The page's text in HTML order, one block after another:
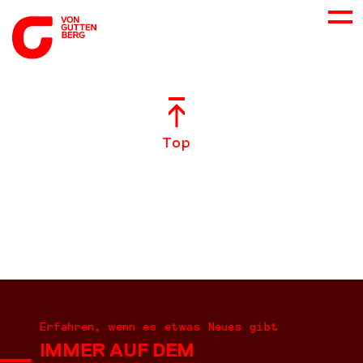
Top
Erfahren, wenn es etwas Neues gibt
IMMER AUF DEM